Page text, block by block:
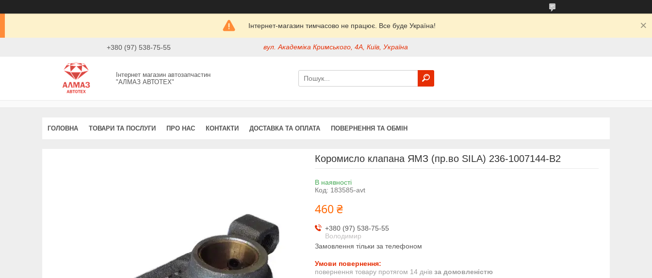
Інтернет-магазин тимчасово не працює. Все буде Україна!
+380 (97) 538-75-55 вул. Академіка Кримського, 4А, Київ, Україна
Інтернет магазин автозапчастин
"АЛМАЗ АВТОТЕХ"
ГОЛОВНА ТОВАРИ ТА ПОСЛУГИ ПРО НАС КОНТАКТИ ДОСТАВКА ТА ОПЛАТА ПОВЕРНЕННЯ ТА ОБМІН
Коромисло клапана ЯМЗ (пр.во SILA) 236-1007144-В2
В наявності
Код: 183585-avt
460 ₴
+380 (97) 538-75-55
Володимир
Замовлення тільки за телефоном
повернення товару протягом 14 днів за домовленістю